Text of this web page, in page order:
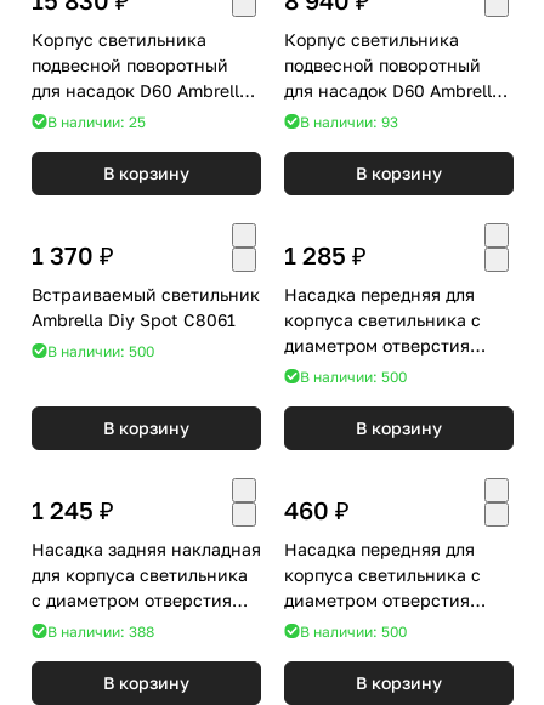
Корпус светильника
подвесной поворотный
для насадок D60 Ambrella
DIY Spot C9022
В наличии: 25
В корзину
Корпус светильника
подвесной поворотный
для насадок D60 Ambrella
DIY Spot C9005
В наличии: 93
В корзину
1 370 ₽
Встраиваемый светильник
Ambrella Diy Spot C8061
В наличии: 500
В корзину
1 285 ₽
Насадка передняя для
корпуса светильника с
диаметром отверстия
D70mm Ambrella DIY Spot
В наличии: 500
В корзину
1 245 ₽
Насадка задняя накладная
для корпуса светильника
с диаметром отверстия
D60mm Ambrella DIY Spot
В наличии: 388
В корзину
460 ₽
Насадка передняя для
корпуса светильника с
диаметром отверстия
D60mm Ambrella DIY Spot
В наличии: 500
В корзину